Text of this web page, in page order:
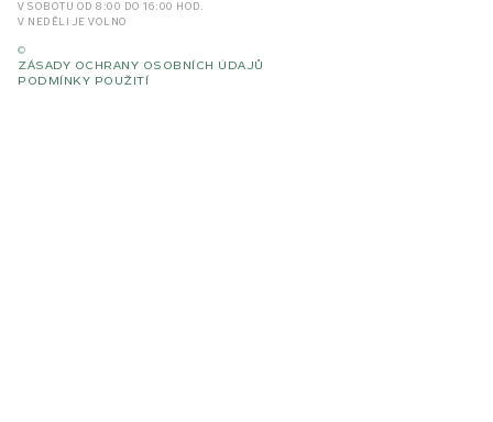
V SOBOTU OD 8:00 DO 16:00 HOD.
V NEDĚLI JE VOLNO
©
ZÁSADY OCHRANY OSOBNÍCH ÚDAJŮ
PODMÍNKY POUŽITÍ